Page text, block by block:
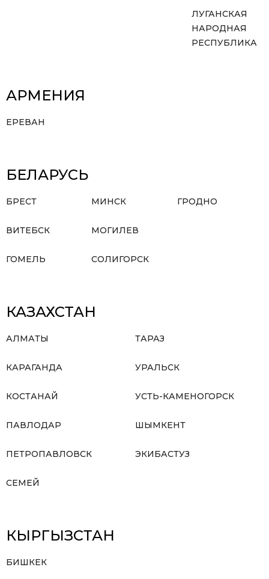
ЛУГАНСКАЯ
НАРОДНАЯ
РЕСПУБЛИКА
АРМЕНИЯ
ЕРЕВАН
БЕЛАРУСЬ
БРЕСТ
ВИТЕБСК
ГОМЕЛЬ
МИНСК
МОГИЛЕВ
СОЛИГОРСК
ГРОДНО
КАЗАХСТАН
АЛМАТЫ
КАРАГАНДА
КОСТАНАЙ
ПАВЛОДАР
ПЕТРОПАВЛОВСК
СЕМЕЙ
ТАРАЗ
УРАЛЬСК
УСТЬ-КАМЕНОГОРСК
ШЫМКЕНТ
ЭКИБАСТУЗ
КЫРГЫЗСТАН
БИШКЕК